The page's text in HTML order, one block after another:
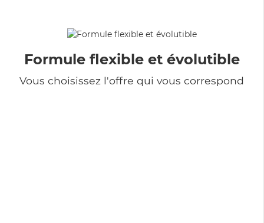
Formule flexible et évolutible
Vous choisissez l'offre qui vous correspond